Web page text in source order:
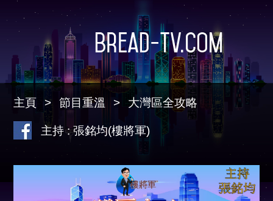
Bread-TV.com
主頁 節目重溫 大灣區全攻略
主持 : 張銘均(樓將軍)